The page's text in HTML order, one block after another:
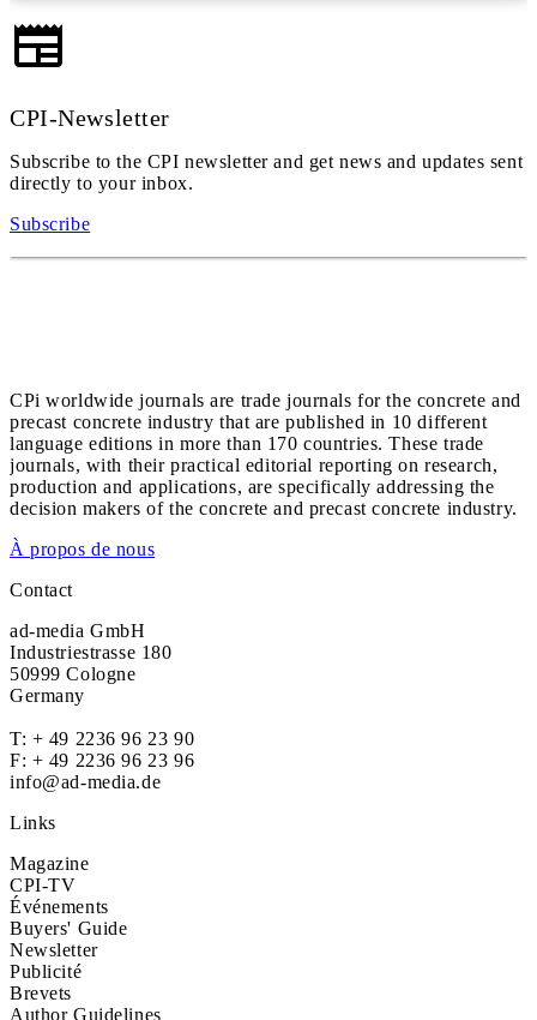
CPI-Newsletter
Subscribe to the CPI newsletter and get news and updates sent
directly to your inbox.
Subscribe
CPi worldwide journals are trade journals for the concrete and
precast concrete industry that are published in 10 different
language editions in more than 170 countries. These trade
journals, with their practical editorial reporting on research,
production and applications, are specifically addressing the
decision makers of the concrete and precast concrete industry.
À propos de nous
Contact
ad-media GmbH
Industriestrasse 180
50999 Cologne
Germany
T: + 49 2236 96 23 90
F: + 49 2236 96 23 96
info@ad-media.de
Links
Magazine
CPI-TV
Événements
Buyers' Guide
Newsletter
Publicité
Brevets
Author Guidelines